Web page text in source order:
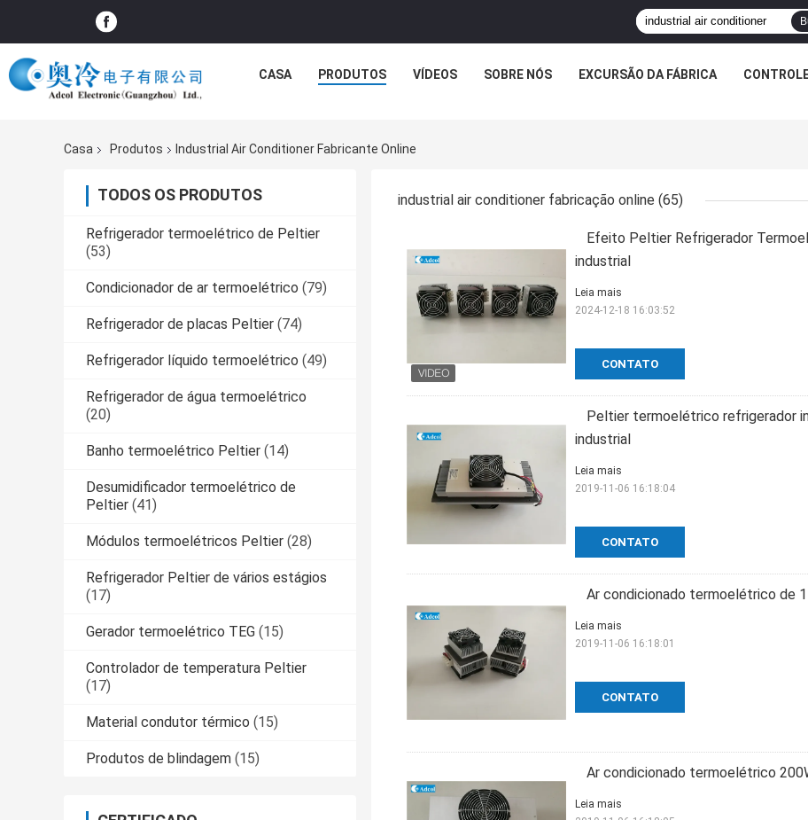
CASA PRODUTOS VÍDEOS SOBRE NÓS EXCURSÃO DA FÁBRICA
Casa Produtos Industrial Air Conditioner Fabricante Online
TODOS OS PRODUTOS
Refrigerador termoelétrico de Peltier
(53)
Condicionador de ar termoelétrico (79)
Refrigerador de placas Peltier (74)
Refrigerador líquido termoelétrico (49)
Refrigerador de água termoelétrico
(20)
Banho termoelétrico Peltier (14)
Desumidificador termoelétrico de
Peltier (41)
Módulos termoelétricos Peltier (28)
Refrigerador Peltier de vários estágios
(17)
Gerador termoelétrico TEG (15)
Controlador de temperatura Peltier
(17)
Material condutor térmico (15)
Produtos de blindagem (15)
industrial air conditioner fabricação online (65)
Efeito Peltier Refrigerador
industrial
CONTATO
Leia mais
2024-12-18 16:03:52
Peltier termoelétrico refrigerador
industrial
CONTATO
Leia mais
2019-11-06 16:18:04
Ar condicionado termoelétrico de
CONTATO
Leia mais
2019-11-06 16:18:01
Ar condicionado termoelétrico
Leia mais